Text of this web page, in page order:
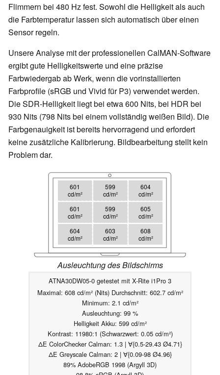
Flimmern bei 480 Hz fest. Sowohl die Helligkeit als auch
die Farbtemperatur lassen sich automatisch über einen
Sensor regeln.
Unsere Analyse mit der professionellen CalMAN-Software
ergibt gute Helligkeitswerte und eine präzise
Farbwiedergab ab Werk, wenn die vorinstallierten
Farbprofile (sRGB und Vivid für P3) verwendet werden.
Die SDR-Helligkeit liegt bei etwa 600 Nits, bei HDR bei
930 Nits (798 Nits bei einem vollständig weißen Bild). Die
Farbgenauigkeit ist bereits hervorragend und erfordert
keine zusätzliche Kalibrierung. Bildbearbeitung stellt kein
Problem dar.
601
cd/m²
599
cd/m²
604
cd/m²
601
cd/m²
599
cd/m²
605
cd/m²
604
cd/m²
603
cd/m²
608
cd/m²
Ausleuchtung des Bildschirms
ATNA30DW05-0 getestet mit X-Rite i1Pro 3
Maximal: 608 cd/m² (Nits) Durchschnitt: 602.7 cd/m²
Minimum: 2.1 cd/m²
Ausleuchtung: 99 %
Helligkeit Akku: 599 cd/m²
Kontrast: 11980:1 (Schwarzwert: 0.05 cd/m²)
ΔE ColorChecker Calman: 1.3 | ∀{0.5-29.43 Ø4.71}
ΔE Greyscale Calman: 2 | ∀{0.09-98 Ø4.96}
89% AdobeRGB 1998 (Argyll 3D)